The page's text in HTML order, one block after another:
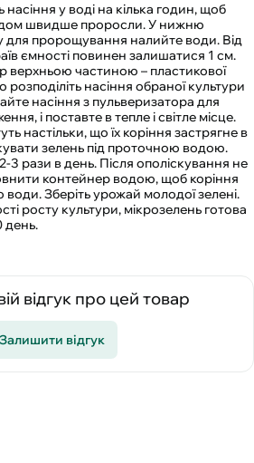
насіння у воді на кілька годин, щоб
швидше проросли. У нижню
для пророщування налийте води. Від
ємності повинен залишатися 1 см.
верхньою частиною – пластикової
розподіліть насіння обраної культури
насіння з пульверизатора для
і поставте в тепле і світле місце.
настільки, що їх коріння застрягне в
зелень під проточною водою.
3 рази в день. Після ополіскування не
контейнер водою, щоб коріння
води. Зберіть урожай молодої зелені.
росту культури, мікрозелень готова
день.
відгук про цей товар
Залишити відгук